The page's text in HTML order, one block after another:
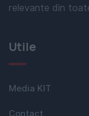
relevante din
Utile
Media KIT
Contact